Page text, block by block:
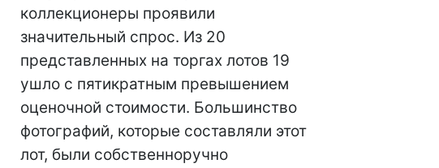
коллекционеры проявили
значительный спрос. Из 20
представленных на торгах лотов 19
ушло с пятикратным превышением
оценочной стоимости. Большинство
фотографий, которые составляли этот
лот, были собственноручно